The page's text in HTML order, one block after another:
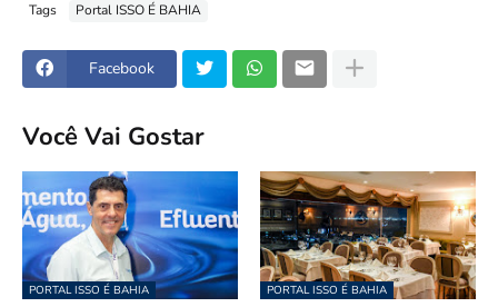
Tags Portal ISSO É BAHIA
Facebook
Você Vai Gostar
PORTAL ISSO É BAHIA PORTAL ISSO É BAHIA